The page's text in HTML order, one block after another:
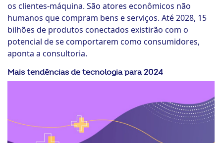
os clientes-máquina. São atores econômicos não
humanos que compram bens e serviços. Até 2028, 15
bilhões de produtos conectados existirão com o
potencial de se comportarem como consumidores,
aponta a consultoria.
Mais tendências de tecnologia para 2024